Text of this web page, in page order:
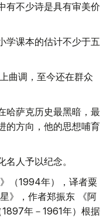
有不少诗是具有审美价
学课本的估计不少于五
曲调，至今还在群众
哈萨克历史最黑暗，最
的方向，他的思想哺育
人予以纪念。
（1994年），译者粟
》，作者郑振东 《阿
年－1961年）根据